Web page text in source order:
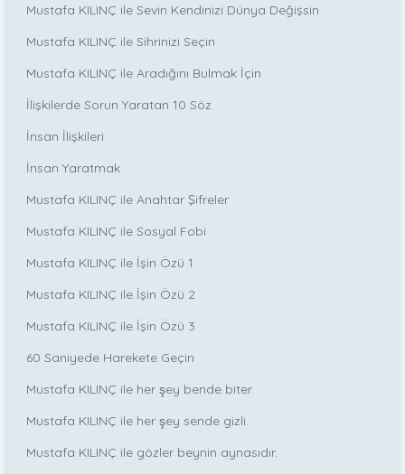
Mustafa KILINÇ ile Sevin Kendinizi Dünya Değişsin
Mustafa KILINÇ ile Sihrinizi Seçin
Mustafa KILINÇ ile Aradığını Bulmak İçin
İlişkilerde Sorun Yaratan 10 Söz
İnsan İlişkileri
İnsan Yaratmak
Mustafa KILINÇ ile Anahtar Şifreler
Mustafa KILINÇ ile Sosyal Fobi
Mustafa KILINÇ ile İşin Özü 1
Mustafa KILINÇ ile İşin Özü 2
Mustafa KILINÇ ile İşin Özü 3
60 Saniyede Harekete Geçin
Mustafa KILINÇ ile her şey bende biter.
Mustafa KILINÇ ile her şey sende gizli.
Mustafa KILINÇ ile gözler beynin aynasıdır.